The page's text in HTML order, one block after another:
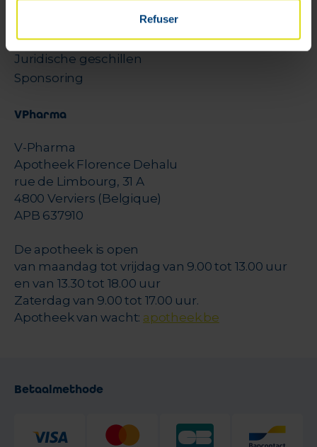
Refuser
Cookies
Juridische geschillen
Sponsoring
VPharma
V-Pharma
Apotheek Florence Dehalu
rue de Limbourg, 31 A
4800 Verviers (Belgique)
APB 637910
De apotheek is open
van maandag tot vrijdag van 9.00 tot 13.00 uur
en van 13.30 tot 18.00 uur
Zaterdag van 9.00 tot 17.00 uur.
Apotheek van wacht: apotheek.be
Betaalmethode